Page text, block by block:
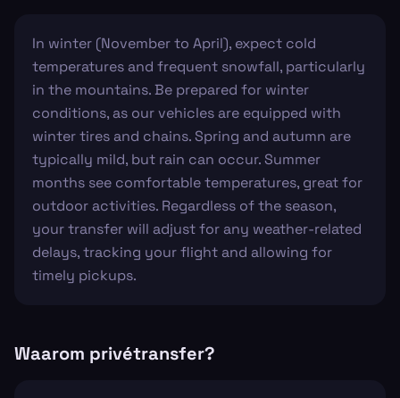
In winter (November to April), expect cold
temperatures and frequent snowfall, particularly
in the mountains. Be prepared for winter
conditions, as our vehicles are equipped with
winter tires and chains. Spring and autumn are
typically mild, but rain can occur. Summer
months see comfortable temperatures, great for
outdoor activities. Regardless of the season,
your transfer will adjust for any weather-related
delays, tracking your flight and allowing for
timely pickups.
Waarom privétransfer?